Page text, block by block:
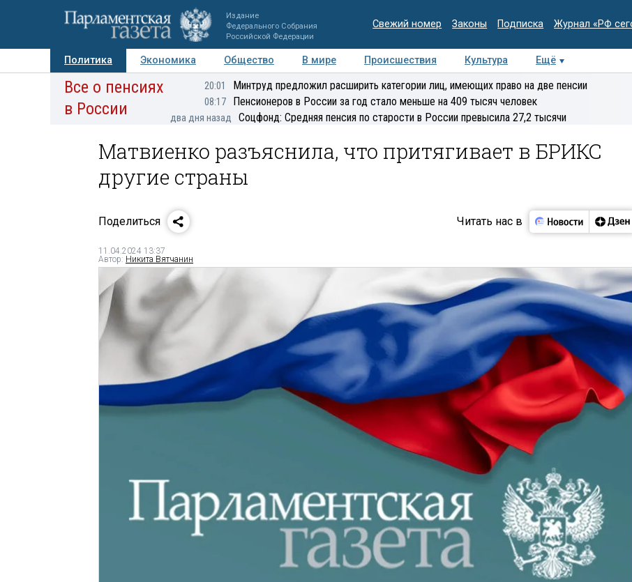
Издание
Федерального Собрания
Российской Федерации
Свежий номер Законы Подписка Журнал «РФ
Политика Экономика Общество В мире Происшествия Культура Ещё
Авторы Персоны Мнения Регионы Медиацентр Интервью Колумнисты
Деловая
Все о пенсиях
в России
20:01 Минтруд предложил расширить категории лиц, имеющих право на две пенсии
08:17 Пенсионеров в России за год стало меньше на 409 тысяч человек
два дня назад Соцфонд: Средняя пенсия по старости в России превысила 27,2 тысячи
Матвиенко разъяснила, что притягивает в БРИКС
другие страны
Поделиться Читать нас в
11.04.2024 13:37
Автор: Никита Вятчанин